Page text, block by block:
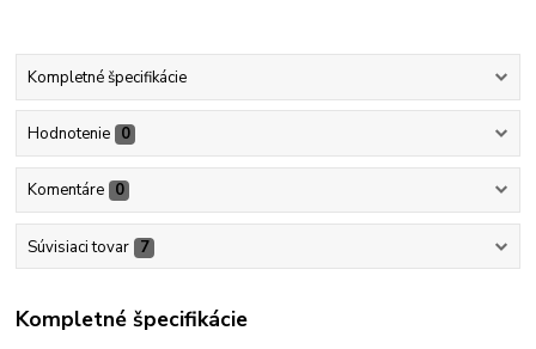
Kompletné špecifikácie
Hodnotenie 0
Komentáre 0
Súvisiaci tovar 7
Kompletné špecifikácie